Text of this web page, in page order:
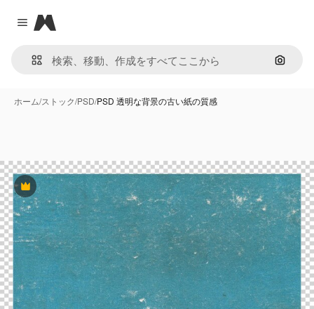
Close menu
Magnific
画像で
ホーム/ストック/PSD/PSD 透明な背景の古い紙の質感
Premium